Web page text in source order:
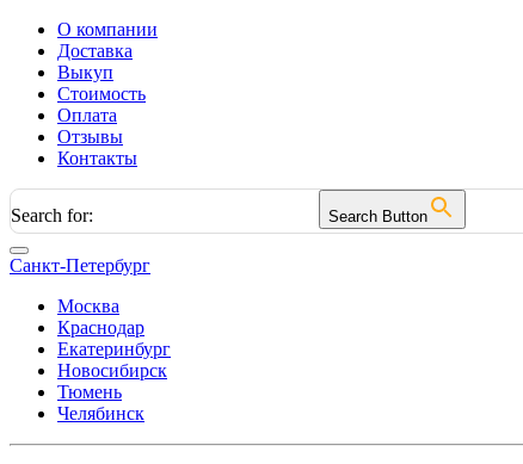
О компании
Доставка
Выкуп
Стоимость
Оплата
Отзывы
Контакты
Search for: Search Button
Санкт-Петербург
Москва
Краснодар
Екатеринбург
Новосибирск
Тюмень
Челябинск